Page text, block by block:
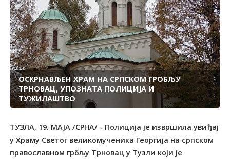
ОСКРНАВЉЕН ХРАМ НА СРПСКОМ ГРОБЉУ
ТРНОВАЦ, УПОЗНАТА ПОЛИЦИЈА И
ТУЖИЛАШТВО
ТУЗЛА, 19. МАЈА /СРНА/ - Полиција је извршила увиђај
у Храму Светог великомученика Георгија на српском
православном грбљу Трновац у Тузли који је